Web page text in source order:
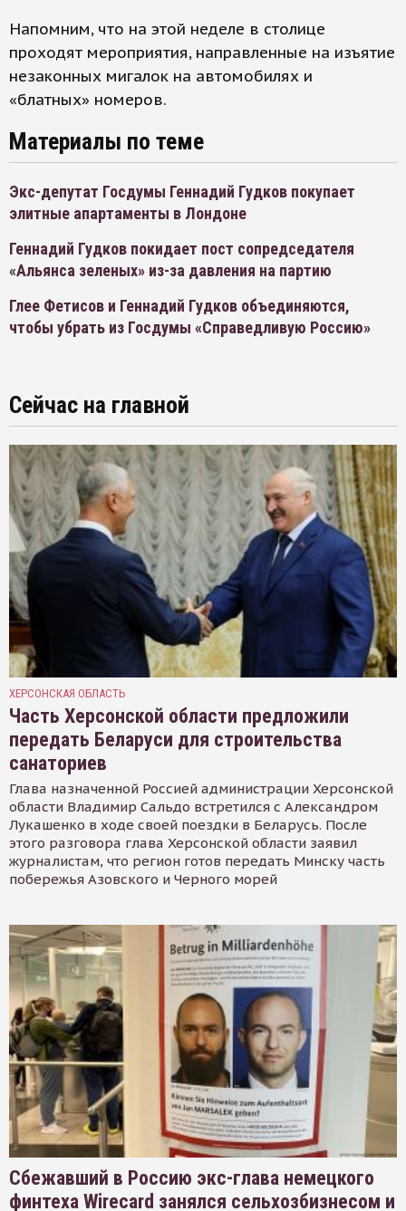
Напомним, что на этой неделе в столице
проходят мероприятия, направленные на изъятие
незаконных мигалок на автомобилях и
«блатных» номеров.
Материалы по теме
Экс-депутат Госдумы Геннадий Гудков покупает
элитные апартаменты в Лондоне
Геннадий Гудков покидает пост сопредседателя
«Альянса зеленых» из-за давления на партию
Глее Фетисов и Геннадий Гудков объединяются,
чтобы убрать из Госдумы «Справедливую Россию»
Сейчас на главной
ХЕРСОНСКАЯ ОБЛАСТЬ
Часть Херсонской области предложили
передать Беларуси для строительства
санаториев
Глава назначенной Россией администрации Херсонской
области Владимир Сальдо встретился с Александром
Лукашенко в ходе своей поездки в Беларусь. После
этого разговора глава Херсонской области заявил
журналистам, что регион готов передать Минску часть
побережья Азовского и Черного морей
Сбежавший в Россию экс-глава немецкого
финтеха Wirecard занялся сельхозбизнесом и